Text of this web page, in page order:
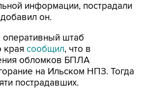
информации, пострадали
он.
оперативный штаб
края сообщил, что в
обломков БПЛА
на Ильском НПЗ. Тогда
пострадавших.